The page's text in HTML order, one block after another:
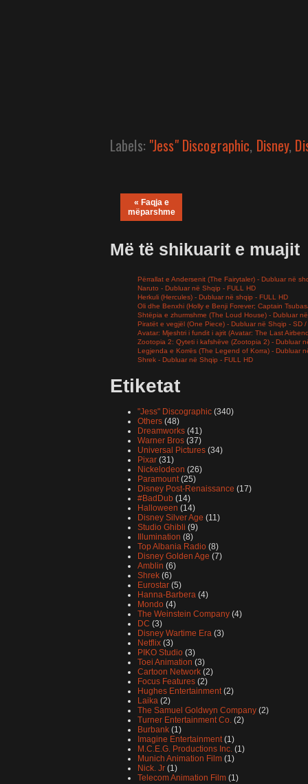
Labels: "Jess" Discographic, Disney,
« Faqja e
mëparshme
Më të shikuarit e muajit
Përrallat e Andersenit (The Fairytaler) - Dubluar në
Naruto - Dubluar në Shqip - FULL HD
Herkuli (Hercules) - Dubluar në shqip - FULL HD
Oli dhe Benxhi (Holly e Benji Forever; Captain
Shtëpia e zhurmshme (The Loud House) - Dubluar
Piratët e vegjël (One Piece) - Dubluar në Shqip - SD /
Avatar: Mjeshtri i fundit i ajrit (Avatar: The Last
Zootopia 2: Qyteti i kafshëve (Zootopia 2) - Dubluar
Legjenda e Korrës (The Legend of Korra) - Dubluar
Shrek - Dubluar në Shqip - FULL HD
Etiketat
"Jess" Discographic (340)
Others (48)
Dreamworks (41)
Warner Bros (37)
Universal Pictures (34)
Pixar (31)
Nickelodeon (26)
Paramount (25)
Disney Post-Renaissance (17)
#BadDub (14)
Halloween (14)
Disney Silver Age (11)
Studio Ghibli (9)
Illumination (8)
Top Albania Radio (8)
Disney Golden Age (7)
Amblin (6)
Shrek (6)
Eurostar (5)
Hanna-Barbera (4)
Mondo (4)
The Weinstein Company (4)
DC (3)
Disney Wartime Era (3)
Netflix (3)
PIKO Studio (3)
Toei Animation (3)
Cartoon Network (2)
Focus Features (2)
Hughes Entertainment (2)
Laika (2)
The Samuel Goldwyn Company (2)
Turner Entertainment Co. (2)
Burbank (1)
Imagine Entertainment (1)
M.C.E.G. Productions Inc. (1)
Munich Animation Film (1)
Nick. Jr (1)
Telecom Animation Film (1)